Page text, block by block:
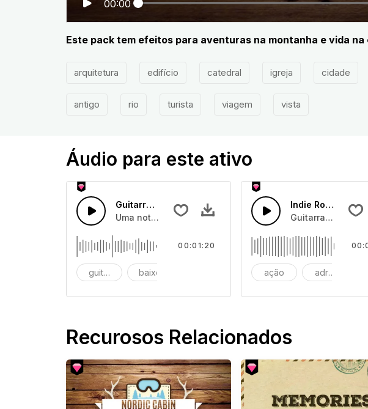
00:00
Este pack tem efeitos para aventuras na montanha e vida na
arquitetura edifício catedral igreja cidade
antigo rio turista viagem vista
Áudio para este ativo
Guitarra Acústica de Fogueira
Uma nota suave e relaxante de guitarra acústica
guitarra acústica
baixo
00:01:20
Indie Rock
Guitarra indie
ação adrenalina
Recurosos Relacionados